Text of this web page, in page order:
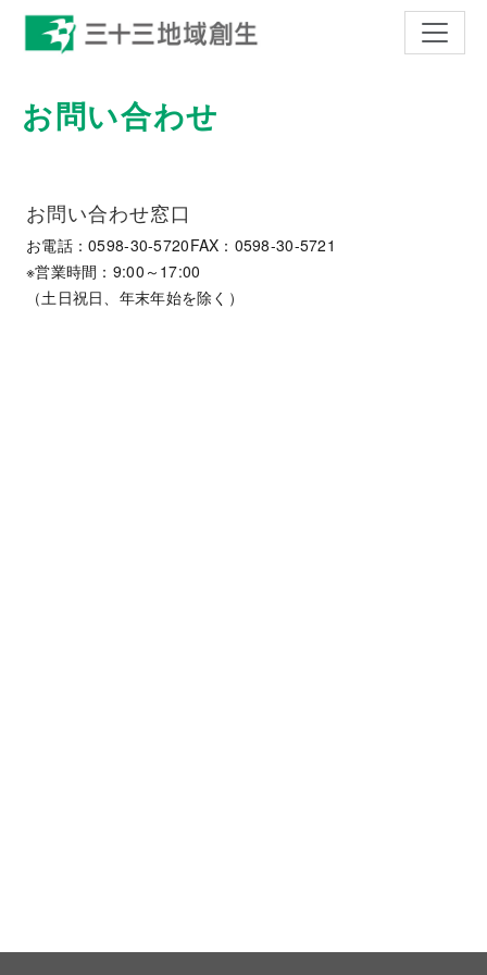
ナビ
お問い合わせ
お問い合わせ窓口
お電話：0598-30-5720FAX： 0598-30-5721
※営業時間：9:00～17:00
（土日祝日、年末年始を除く）